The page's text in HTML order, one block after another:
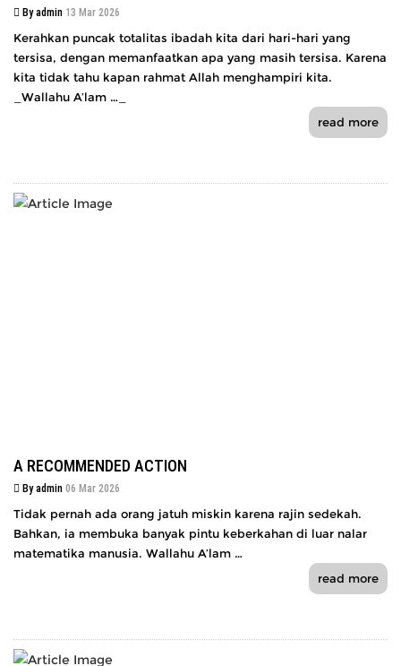
By admin 13 Mar 2026
Kerahkan puncak totalitas ibadah kita dari hari-hari yang
tersisa, dengan memanfaatkan apa yang masih tersisa. Karena
kita tidak tahu kapan rahmat Allah menghampiri kita.
_Wallahu A’lam …_
read more
A RECOMMENDED ACTION
By admin 06 Mar 2026
Tidak pernah ada orang jatuh miskin karena rajin sedekah.
Bahkan, ia membuka banyak pintu keberkahan di luar nalar
matematika manusia. Wallahu A’lam …
read more